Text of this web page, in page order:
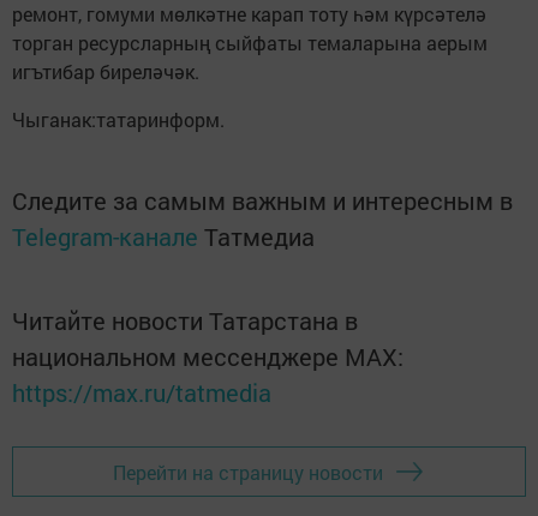
ремонт, гомуми мөлкәтне карап тоту һәм күрсәтелә
торган ресурсларның сыйфаты темаларына аерым
игътибар биреләчәк.
Чыганак:татаринформ.
Следите за самым важным и интересным в
Telegram-канале Татмедиа
Читайте новости Татарстана в
национальном мессенджере MАХ:
https://max.ru/tatmedia
Перейти на страницу новости